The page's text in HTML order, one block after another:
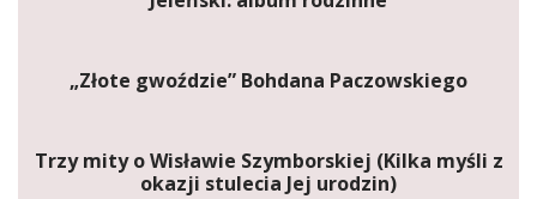
„Złote gwoździe” Bohdana Paczowskiego
Trzy mity o Wisławie Szymborskiej (Kilka myśli z
okazji stulecia Jej urodzin)